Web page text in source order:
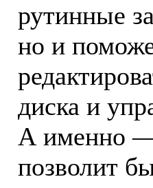
рутинные
но и
диска и
А именно
позволит